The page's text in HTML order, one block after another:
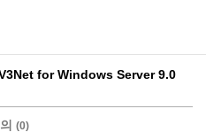
for Windows Server 9.0
(0)